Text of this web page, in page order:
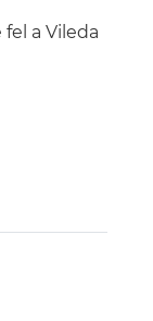
a Vileda